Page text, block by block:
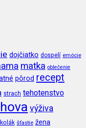
dojčiatko dospelí emócie
matka oblečenie
pôrod recept
strach tehotenstvo
výživa
šťastie žena